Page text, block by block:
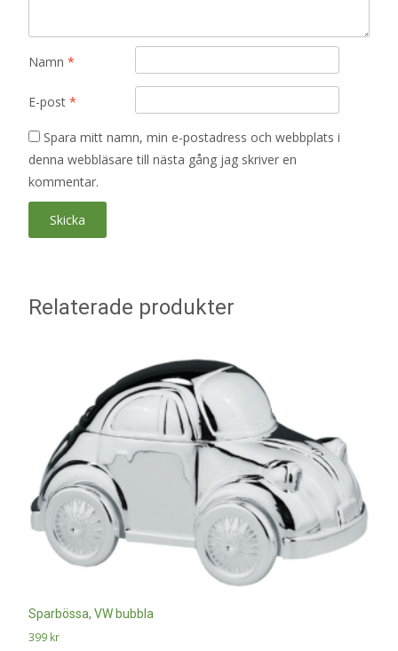
Namn *
E-post *
Spara mitt namn, min e-postadress och webbplats i
denna webbläsare till nästa gång jag skriver en
kommentar.
Relaterade produkter
Sparbössa, VW bubbla
399 kr